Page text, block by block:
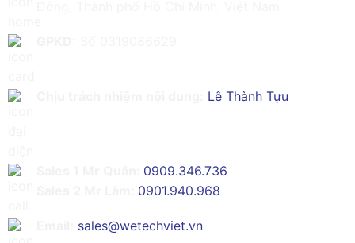
Lê Thành Tựu
0909.346.736
0901.940.968
sales@wetechviet.vn